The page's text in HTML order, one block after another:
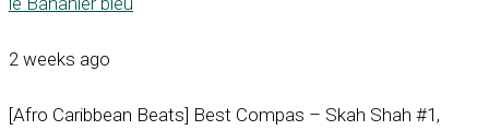
2 weeks ago
[Afro Caribbean Beats] Best Compas – Skah Shah #1,